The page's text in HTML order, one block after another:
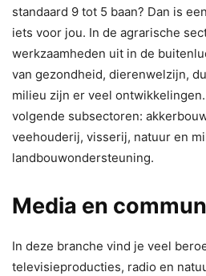
standaard 9 tot 5 baan? Dan is
iets voor jou. In de agrarische
werkzaamheden uit in de
van gezondheid, dierenwelzijn,
milieu zijn er veel
volgende subsectoren:
veehouderij, visserij, natuur en
landbouwondersteuning.
Media en
In deze branche vind je veel
televisieproducties, radio en